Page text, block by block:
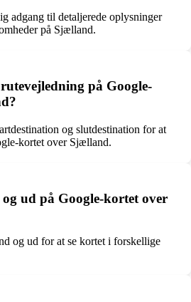
adgang til detaljerede oplysninger
på Sjælland.
på Google-
og slutdestination for at
kortet over Sjælland.
ud på Google-kortet over
og ud for at se kortet i forskellige